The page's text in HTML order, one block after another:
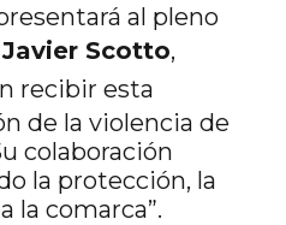
al pleno
Javier Scotto,
recibir esta
de la violencia de
colaboración
la protección, la
la comarca”.